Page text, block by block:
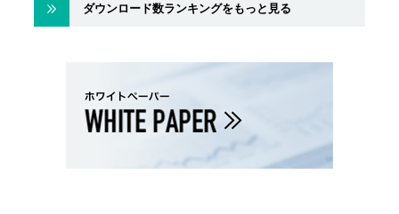
ダウンロード数ランキングをもっと見る